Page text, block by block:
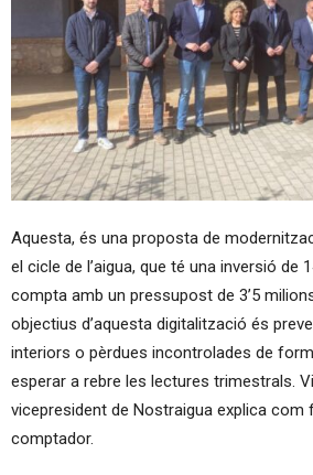
Aquesta, és una proposta de
el cicle de l’aigua, que té una inversió de
compta amb un pressupost de 3’5
objectius d’aquesta digitalització és
interiors o pèrdues incontrolades de
esperar a rebre les lectures trimestrals.
vicepresident de Nostraigua explica com
comptador.